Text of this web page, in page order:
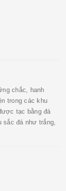
chắc, hanh
trong các khu
tạc bằng đá
sắc đá như trắng,